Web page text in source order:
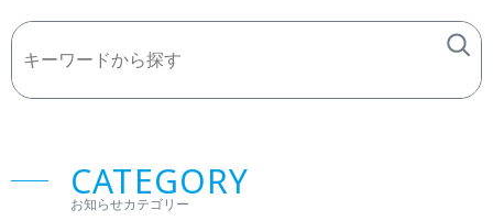
CATEGORY
お知らせカテゴリー